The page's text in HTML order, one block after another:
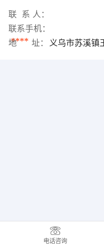
联 系 人：
联系手机：
****
地 址： 义乌市苏溪镇
电话咨询